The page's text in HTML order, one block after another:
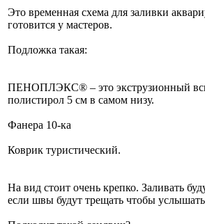
Это временная схема для заливки
готовится у мастеров.
Подложка такая:
ПЕНОПЛЭКС® – это экструзионный
полистирол 5 см в самом низу.
Фанера 10-ка
Коврик туристический.
На вид стоит очень крепко. Заливать
если швы будут трещать чтобы